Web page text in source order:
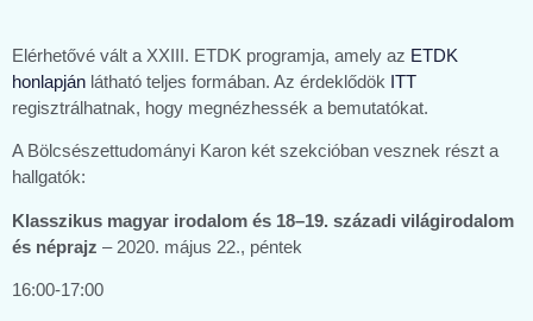
Elérhetővé vált a XXIII. ETDK programja, amely az ETDK
honlapján látható teljes formában. Az érdeklődök ITT
regisztrálhatnak, hogy megnézhessék a bemutatókat.
A Bölcsészettudományi Karon két szekcióban vesznek részt a
hallgatók:
Klasszikus magyar irodalom és 18–19. századi világirodalom
és néprajz – 2020. május 22., péntek
16:00-17:00